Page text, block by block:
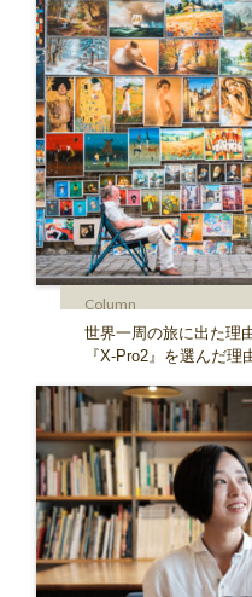
Column
世界一周の旅に出た理
『X-Pro2』を選んだ